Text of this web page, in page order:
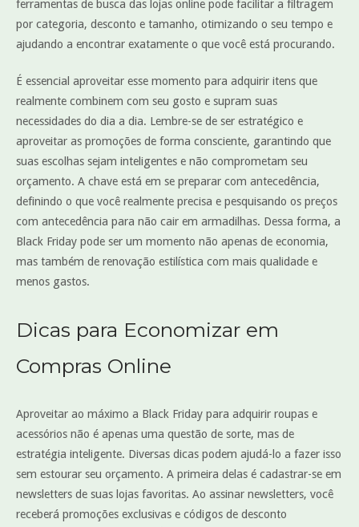
ferramentas de busca das lojas online pode facilitar a filtragem
por categoria, desconto e tamanho, otimizando o seu tempo e
ajudando a encontrar exatamente o que você está procurando.
É essencial aproveitar esse momento para adquirir itens que
realmente combinem com seu gosto e supram suas
necessidades do dia a dia. Lembre-se de ser estratégico e
aproveitar as promoções de forma consciente, garantindo que
suas escolhas sejam inteligentes e não comprometam seu
orçamento. A chave está em se preparar com antecedência,
definindo o que você realmente precisa e pesquisando os preços
com antecedência para não cair em armadilhas. Dessa forma, a
Black Friday pode ser um momento não apenas de economia,
mas também de renovação estilística com mais qualidade e
menos gastos.
Dicas para Economizar em
Compras Online
Aproveitar ao máximo a Black Friday para adquirir roupas e
acessórios não é apenas uma questão de sorte, mas de
estratégia inteligente. Diversas dicas podem ajudá-lo a fazer isso
sem estourar seu orçamento. A primeira delas é cadastrar-se em
newsletters de suas lojas favoritas. Ao assinar newsletters, você
receberá promoções exclusivas e códigos de desconto